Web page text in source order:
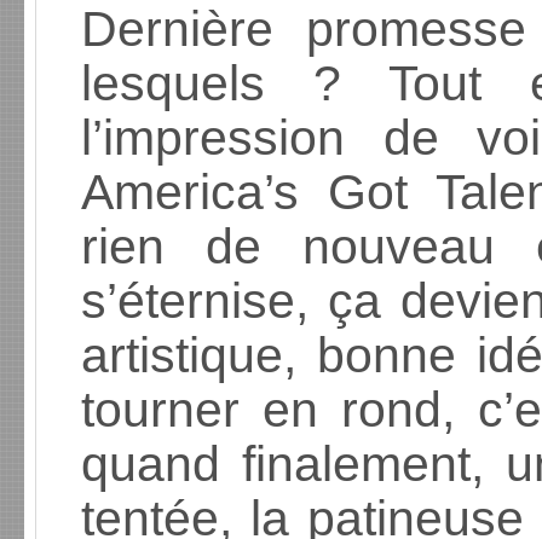
Dernière
lesquels ?
l’impression de
America’s Got
rien de
s’éternise, ça
artistique, bonne
tourner en rond,
quand finalement,
tentée, la